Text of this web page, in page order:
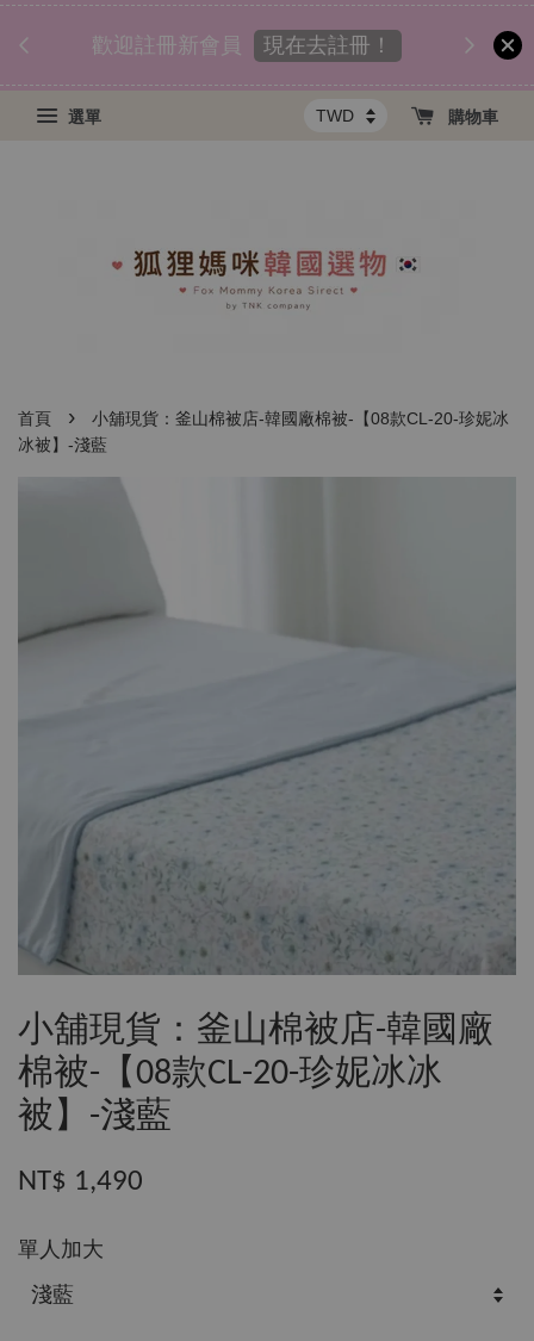
知 歡迎註冊新會員 現在去註冊！
匯款後
選單 購物車
首頁 ›
小舖現貨：釜山棉被店-韓國廠棉被-【08款CL-20-珍妮冰
冰被】-淺藍
小舖現貨：釜山棉被店-韓國廠
棉被-【08款CL-20-珍妮冰冰
被】-淺藍
NT$ 1,490
單人加大